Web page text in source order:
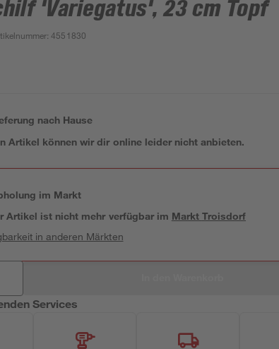
'Variegatus', 23 cm Topf
:4551830
nach Hause
Artikel können wir dir online leider nicht anbieten.
im Markt
Artikel ist nicht mehr verfügbar im Markt Troisdorf
in anderen Märkten
Services